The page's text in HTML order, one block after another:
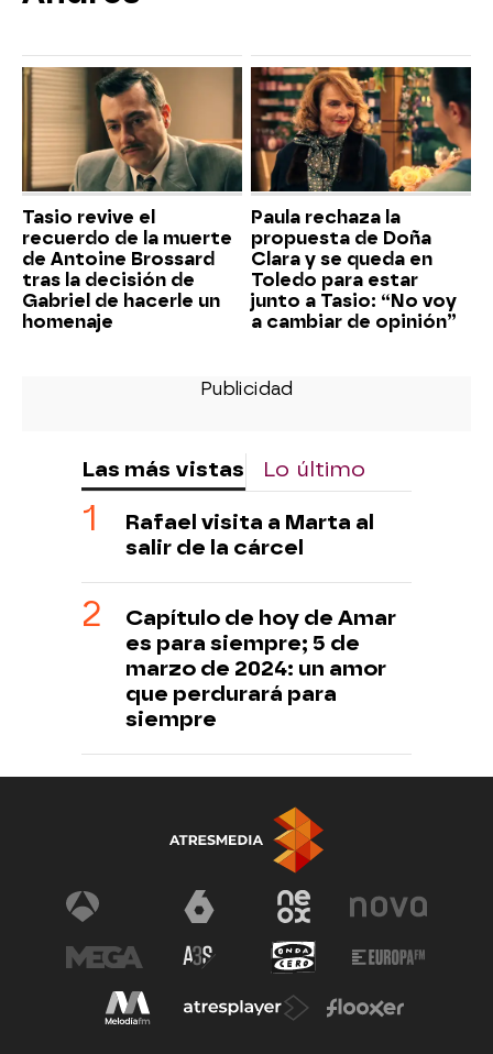
Tasio revive el
recuerdo de la muerte
de Antoine Brossard
tras la decisión de
Gabriel de hacerle un
homenaje
Paula rechaza la
propuesta de Doña
Clara y se queda en
Toledo para estar
junto a Tasio: “No voy
a cambiar de opinión”
Las más vistas Lo último
Rafael visita a Marta al
salir de la cárcel
Capítulo de hoy de Amar
es para siempre; 5 de
marzo de 2024: un amor
que perdurará para
siempre